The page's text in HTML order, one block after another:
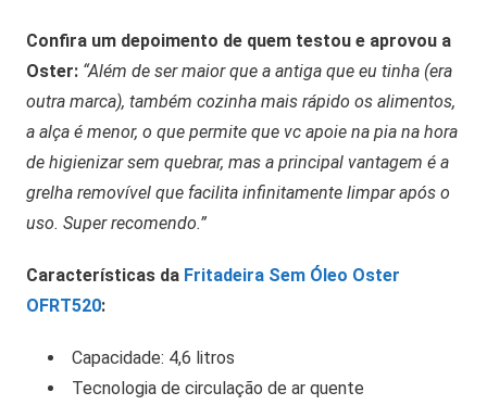
Confira um depoimento de quem testou e aprovou a
Oster: “Além de ser maior que a antiga que eu tinha (era
outra marca), também cozinha mais rápido os alimentos,
a alça é menor, o que permite que vc apoie na pia na hora
de higienizar sem quebrar, mas a principal vantagem é a
grelha removível que facilita infinitamente limpar após o
uso. Super recomendo.”
Características da Fritadeira Sem Óleo Oster
OFRT520:
Capacidade: 4,6 litros
Tecnologia de circulação de ar quente